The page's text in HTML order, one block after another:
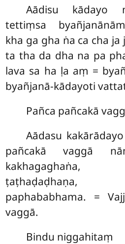
Aādisu kādayo
tettiṃsa
kha ga gha ṅa ca cha
ta tha da dha na pa
lava sa ha ḷa aṃ =
byañjanā-kādayoti
Pañca pañcakā
Aādasu
pañcakā vaggā
kakhagaghaṅa,
ṭaṭhaḍaḍhaṇa,
paphababhama. =
vaggā.
Bindu niggahitaṃ